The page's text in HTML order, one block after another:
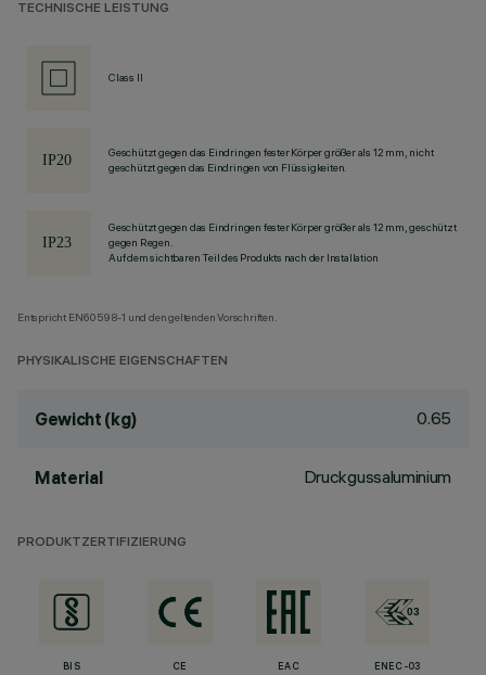
TECHNISCHE LEISTUNG
Class II
Geschützt gegen das Eindringen fester Körper größer als 12 mm, nicht
geschützt gegen das Eindringen von Flüssigkeiten.
Geschützt gegen das Eindringen fester Körper größer als 12 mm, geschützt
gegen Regen.
Auf dem sichtbaren Teil des Produkts nach der Installation
Entspricht EN60598-1 und den geltenden Vorschriften.
PHYSIKALISCHE EIGENSCHAFTEN
Gewicht (kg) 0.65
Material Druckgussaluminium
PRODUKTZERTIFIZIERUNG
BIS CE EAC ENEC-03